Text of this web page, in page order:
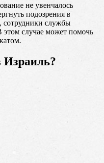
не увенчалось
подозрения в
сотрудники службы
этом случае может помочь
Израиль?